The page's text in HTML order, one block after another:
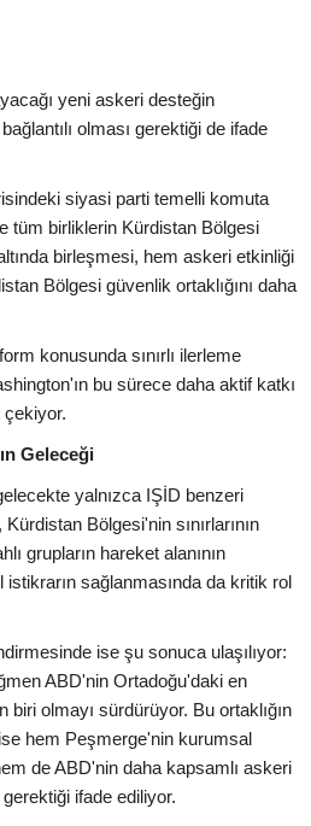
yeni askeri desteğin
olması gerektiği de ifade
siyasi parti temelli komuta
tüm birliklerin Kürdistan Bölgesi
birleşmesi, hem askeri etkinliği
Bölgesi güvenlik ortaklığını daha
konusunda sınırlı ilerleme
bu sürece daha aktif katkı
çekiyor.
Geleceği
yalnızca IŞİD benzeri
Bölgesi'nin sınırlarının
grupların hareket alanının
istikrarın sağlanmasında da kritik rol
ise şu sonuca ulaşılıyor:
ABD'nin Ortadoğu'daki en
biri olmayı sürdürüyor. Bu ortaklığın
hem Peşmerge'nin kurumsal
de ABD'nin daha kapsamlı askeri
ifade ediliyor.